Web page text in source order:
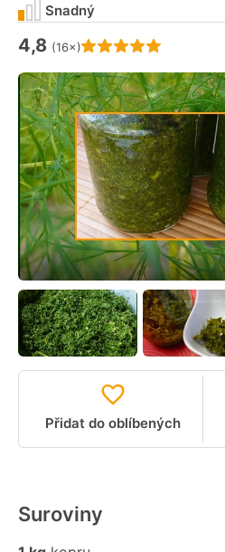
Hodnocení receptu je
4,8 (16×)
Snadný
Přidat do oblíbených
Suroviny